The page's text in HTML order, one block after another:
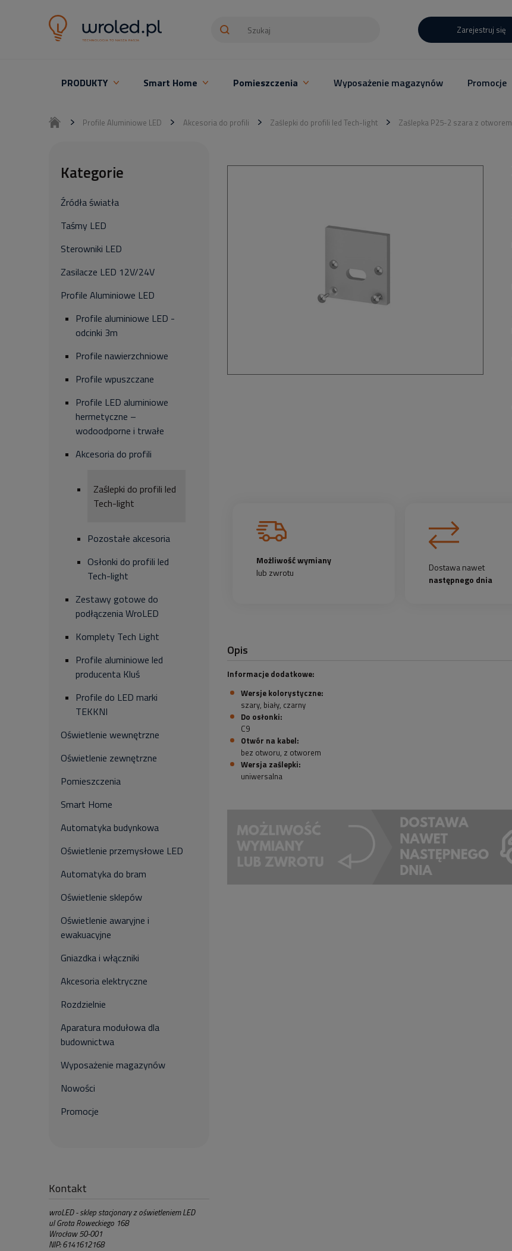
Zarejestruj się
PRODUKTY Smart Home Pomieszczenia Wyposażenie magazynów Promocje
Profile Aluminiowe LED Akcesoria do profili Zaślepki do profili led Tech-light Zaślepka P25-2 szara z otworem
Kategorie
Źródła światła
Taśmy LED
Sterowniki LED
Zasilacze LED 12V/24V
Profile Aluminiowe LED
Profile aluminiowe LED -
odcinki 3m
Profile nawierzchniowe
Profile wpuszczane
Profile LED aluminiowe
hermetyczne –
wodoodporne i trwałe
Akcesoria do profili
Zaślepki do profili led
Tech-light
Pozostałe akcesoria
Osłonki do profili led
Tech-light
Zestawy gotowe do
podłączenia WroLED
Komplety Tech Light
Profile aluminiowe led
producenta Kluś
Profile do LED marki
TEKKNI
Oświetlenie wewnętrzne
Oświetlenie zewnętrzne
Pomieszczenia
Smart Home
Automatyka budynkowa
Oświetlenie przemysłowe LED
Automatyka do bram
Oświetlenie sklepów
Oświetlenie awaryjne i
ewakuacyjne
Gniazdka i włączniki
Akcesoria elektryczne
Rozdzielnie
Aparatura modułowa dla
budownictwa
Wyposażenie magazynów
Nowości
Promocje
Kontakt
wroLED - sklep stacjonary z oświetleniem LED
ul Grota Roweckiego 168
Wrocław 50-001
NIP: 6141612168
Możliwość wymiany
lub zwrotu
Dostawa nawet
następnego dnia
Opis
Informacje dodatkowe:
Wersje kolorystyczne:
szary, biały, czarny
Do osłonki:
C9
Otwór na kabel:
bez otworu, z otworem
Wersja zaślepki:
uniwersalna